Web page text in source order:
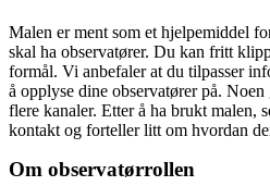
Malen er ment som et hjelpemiddel
skal ha observatører. Du kan fritt
formål. Vi anbefaler at du tilpasser
å opplyse dine observatører på.
flere kanaler. Etter å ha brukt malen,
kontakt og forteller litt om hvordan
Om observatørrollen